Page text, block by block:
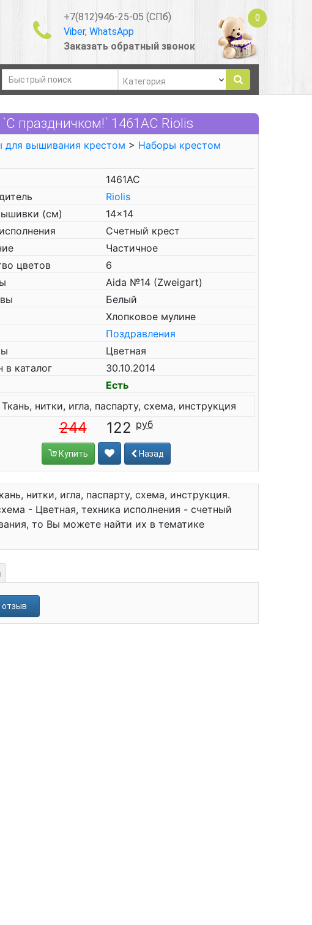
+7(812)946-25-05 (СПб)
Viber, WhatsApp
Заказать обратный звонок
0
праздничком!` 1461АС Riolis
для вышивания крестом > Наборы крестом
1461АС
Riolis
(см)
14x14
Счетный крест
Частичное
цветов
6
Aida №14 (Zweigart)
Белый
Хлопковое мулине
Поздравления
Цветная
в каталог
30.10.2014
Есть
Ткань, нитки, игла, паспарту, схема, инструкция
244 122
Купить Назад
нитки, игла, паспарту, схема, инструкция.
- Цветная, техника исполнения - счетный
то Вы можете найти их в тематике